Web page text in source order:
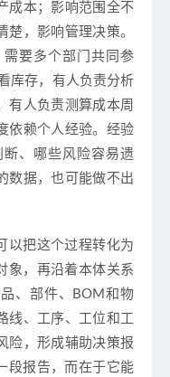
成本；影响范围全不
，影响管理决策。
要多个部门共同参
库存，有人负责分析
有人负责测算成本周
依赖个人经验。经验
、哪些风险容易遗
数据，也可能做不出
以把这个过程转化为
象，再沿着本体关系
、部件、BOM和物
线、工序、工位和工
险，形成辅助决策报
段报告，而在于它能